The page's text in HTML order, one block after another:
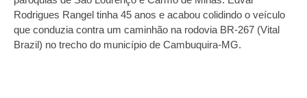
Rodrigues Rangel tinha 45 anos e acabou colidindo o veículo
que conduzia contra um caminhão na rodovia BR-267 (Vital
Brazil) no trecho do município de Cambuquira-MG.